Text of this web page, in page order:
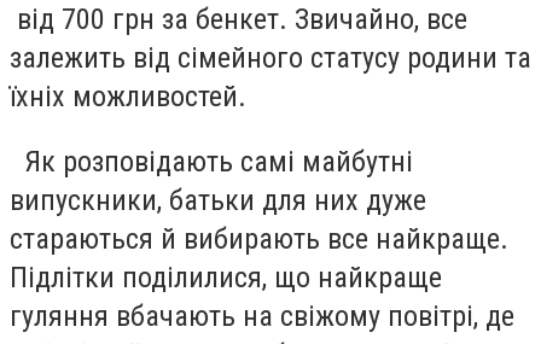
від 700 грн за бенкет. Звичайно, все
залежить від сімейного статусу родини та
їхніх можливостей.
Як розповідають самі майбутні
випускники, батьки для них дуже
стараються й вибирають все найкраще.
Підлітки поділилися, що найкраще
гуляння вбачають на свіжому повітрі, де